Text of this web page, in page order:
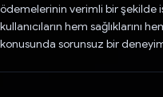
ödemelerinin verimli bir şekilde
kullanıcıların hem sağlıklarını
konusunda sorunsuz bir